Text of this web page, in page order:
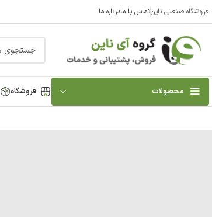
فروشگاه صنعتی ناینتماس با مادرباره ما
محصولات فروشگاه